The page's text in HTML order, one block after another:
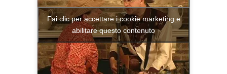
Fai clic per accettare i cookie marketing e
abilitare questo contenuto